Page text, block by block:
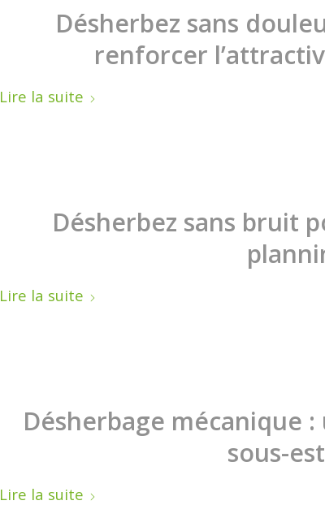
Désherbez sans
renforcer
Lire la suite
Désherbez sans bruit
Lire la suite
Désherbage mécanique
sous-
Lire la suite